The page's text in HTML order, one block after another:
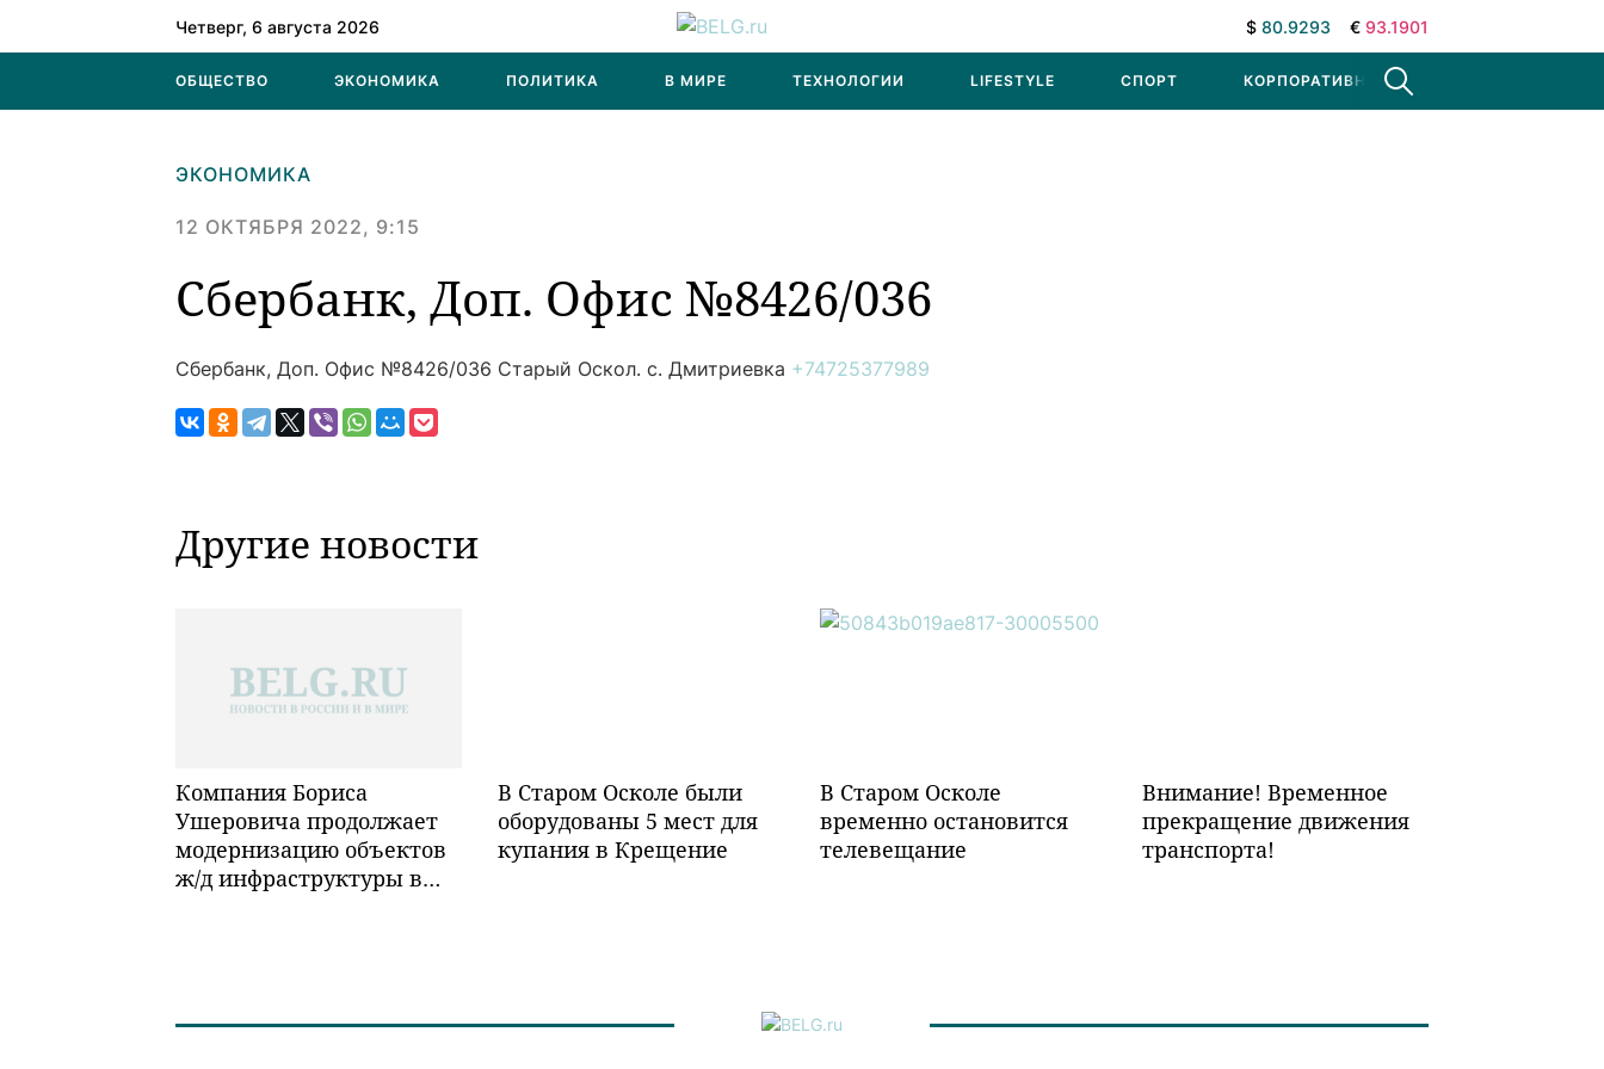
Четверг, 6 августа 2026 $ 80.9293 € 93.1901
ОБЩЕСТВО ЭКОНОМИКА ПОЛИТИКА В МИРЕ ТЕХНОЛОГИИ LIFESTYLE СПОРТ КОРПОРАТИВНЫЕ НОВОСТИ
ЭКОНОМИКА
12 ОКТЯБРЯ 2022, 9:15
Сбербанк, Доп. Офис №8426/036
Сбербанк, Доп. Офис №8426/036 Старый Оскол. с. Дмитриевка +74725377989
Другие новости
Компания Бориса
Ушеровича продолжает
модернизацию объектов
ж/д инфраструктуры в
В Старом Осколе были
оборудованы 5 мест для
купания в Крещение
В Старом Осколе
временно остановится
телевещание
Внимание! Временное
прекращение движения
транспорта!